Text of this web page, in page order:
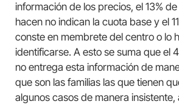
información de los precios, el 13%
hacen no indican la cuota base y el
conste en membrete del centro o lo
identificarse. A esto se suma que el
no entrega esta información de
que son las familias las que tienen
algunos casos de manera insistente,